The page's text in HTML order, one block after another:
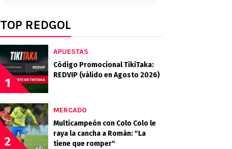
TOP REDGOL
1
APUESTAS
Código Promocional TikiTaka:
REDVIP (válido en Agosto 2026)
2
MERCADO
Multicampeón con Colo Colo le
raya la cancha a Román: "La
tiene que romper"